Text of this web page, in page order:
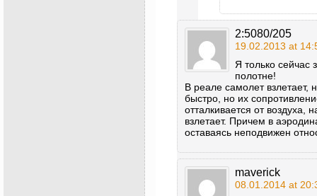
2:5080/205
19.02.2013 at
Я только сейчас
полотне!
В реале самолет взлетает,
быстро, но их
отталкивается от воздуха,
взлетает. Причем в
оставаясь неподвижен
maverick
08.01.2014 at